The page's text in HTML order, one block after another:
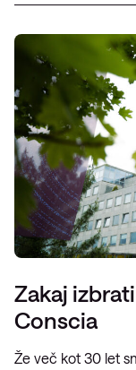
Zakaj
Conscia
Že več kot 30 let